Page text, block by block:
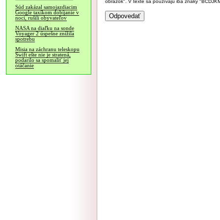
Súd zakázal samojazdiacim
Google taxíkom dobíjanie v
noci, rušili obyvateľov
NASA na diaľku na sonde
Voyager 2 úspešne znížila
spotrebu
Misia na záchranu teleskopu
Swift ešte nie je stratená,
podarilo sa spomaliť jej
otáčanie
obrázok". V texte sa používajú iba znaky